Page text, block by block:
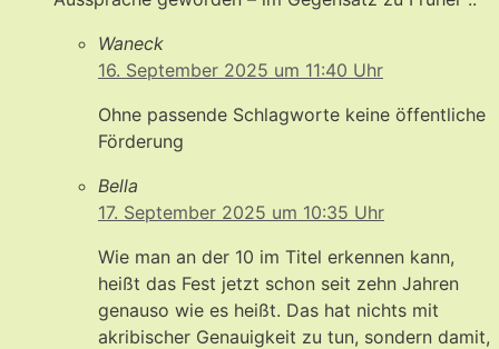
Waneck
16. September 2025 um 11:40 Uhr
Ohne passende Schlagworte keine öffentliche
Förderung
Bella
17. September 2025 um 10:35 Uhr
Wie man an der 10 im Titel erkennen kann,
heißt das Fest jetzt schon seit zehn Jahren
genauso wie es heißt. Das hat nichts mit
akribischer Genauigkeit zu tun, sondern damit,